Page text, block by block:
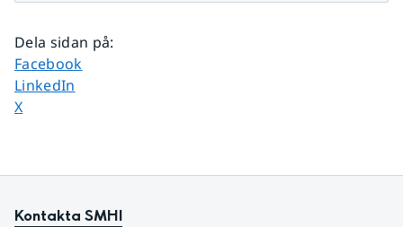
Dela sidan på:
Dela sidan på
Facebook
Dela sidan på
LinkedIn
Dela sidan på
X
Kontakta SMHI